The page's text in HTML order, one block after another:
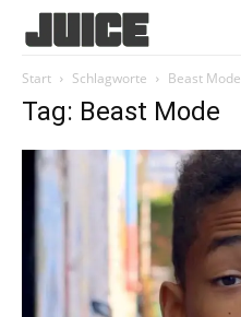
Start Schlagworte Beast Mode
Tag: Beast Mode